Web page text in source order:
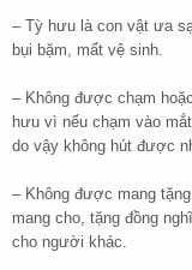
– Tỳ hưu là con vật ưa
bụi bặm, mất vệ sinh.
– Không được chạm
hưu vì nếu chạm vào
do vậy không hút được
– Không được mang
mang cho, tặng đồng
cho người khác.